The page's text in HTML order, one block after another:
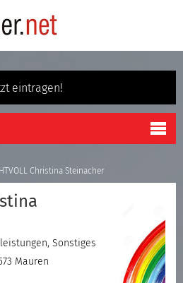
eintragen!
Christina Steinacher
, Sonstiges
Mauren